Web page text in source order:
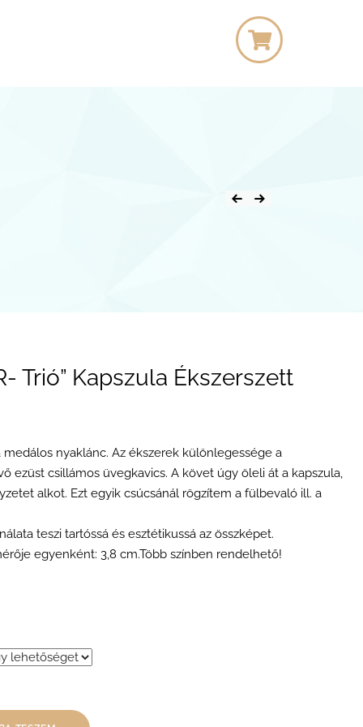
Trió” Kapszula Ékszerszett
nyaklánc. Az ékszerek különlegessége a
ezüst csillámos üvegkavics. A követ úgy öleli át a kapszula,
alkot. Ezt egyik csúcsánál rögzítem a fülbevaló ill. a
teszi tartóssá és esztétikussá az összképet.
egyenként: 3,8 cm.Több színben rendelhető!